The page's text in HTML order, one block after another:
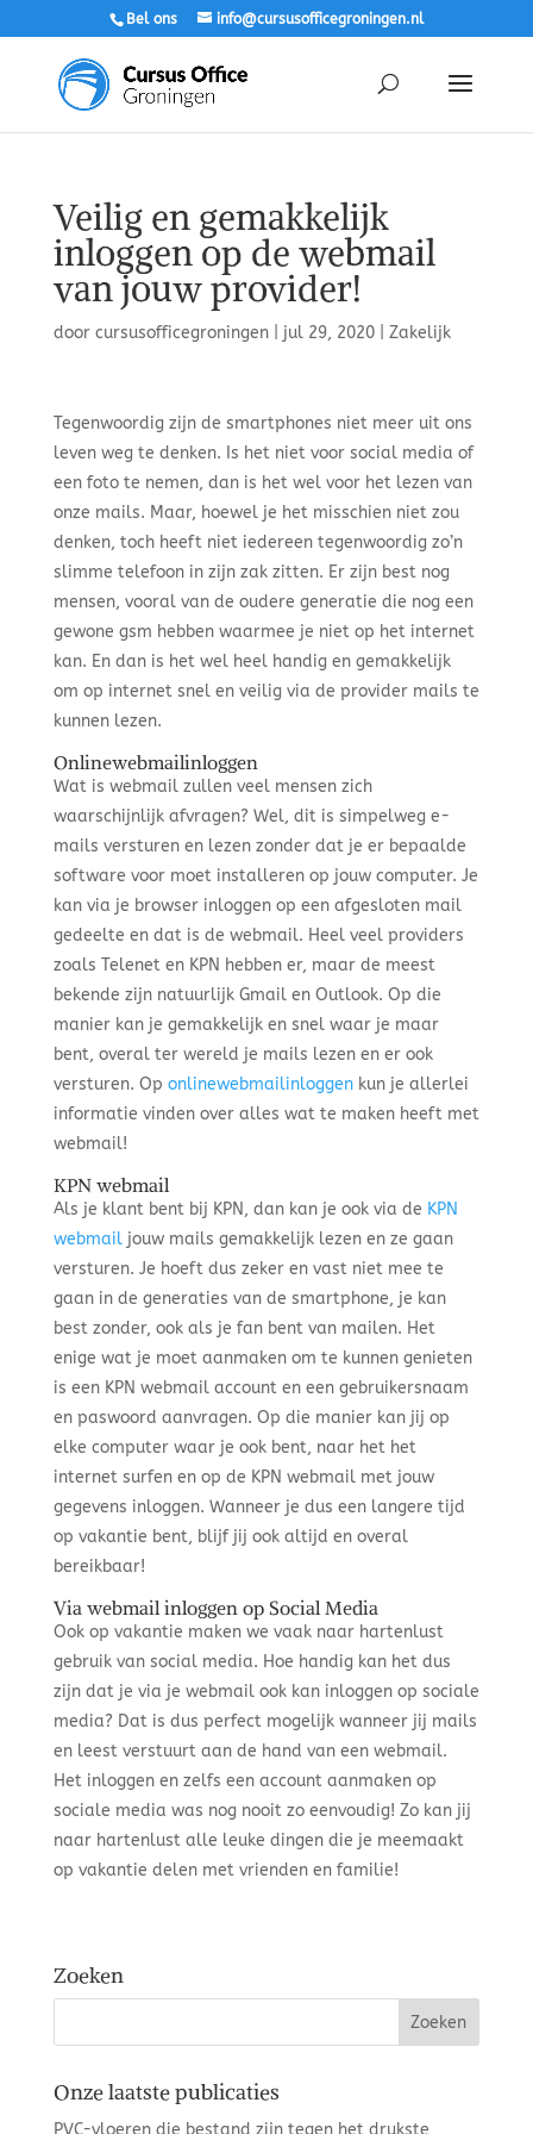
Bel ons info@cursusofficegroningen.nl
Veilig en gemakkelijk
inloggen op de webmail
van jouw provider!
door cursusofficegroningen| jul 29, 2020| Zakelijk
Tegenwoordig zijn de smartphones niet meer uit ons
leven weg te denken. Is het niet voor social media of
een foto te nemen, dan is het wel voor het lezen van
onze mails. Maar, hoewel je het misschien niet zou
denken, toch heeft niet iedereen tegenwoordig zo’n
slimme telefoon in zijn zak zitten. Er zijn best nog
mensen, vooral van de oudere generatie die nog een
gewone gsm hebben waarmee je niet op het internet
kan. En dan is het wel heel handig en gemakkelijk
om op internet snel en veilig via de provider mails te
kunnen lezen.
Onlinewebmailinloggen
Wat is webmail zullen veel mensen zich
waarschijnlijk afvragen? Wel, dit is simpelweg e-
mails versturen en lezen zonder dat je er bepaalde
software voor moet installeren op jouw computer. Je
kan via je browser inloggen op een afgesloten mail
gedeelte en dat is de webmail. Heel veel providers
zoals Telenet en KPN hebben er, maar de meest
bekende zijn natuurlijk Gmail en Outlook. Op die
manier kan je gemakkelijk en snel waar je maar
bent, overal ter wereld je mails lezen en er ook
versturen. Op onlinewebmailinloggenkun je allerlei
informatie vinden over alles wat te maken heeft met
webmail!
KPN webmail
Als je klant bent bij KPN, dan kan je ook via de KPN
webmailjouw mails gemakkelijk lezen en ze gaan
versturen. Je hoeft dus zeker en vast niet mee te
gaan in de generaties van de smartphone, je kan
best zonder, ook als je fan bent van mailen. Het
enige wat je moet aanmaken om te kunnen genieten
is een KPN webmail account en een gebruikersnaam
en paswoord aanvragen. Op die manier kan jij op
elke computer waar je ook bent, naar het het
internet surfen en op de KPN webmail met jouw
gegevens inloggen. Wanneer je dus een langere tijd
op vakantie bent, blijf jij ook altijd en overal
bereikbaar!
Via webmail inloggen op Social Media
Ook op vakantie maken we vaak naar hartenlust
gebruik van social media. Hoe handig kan het dus
zijn dat je via je webmail ook kan inloggen op sociale
media? Dat is dus perfect mogelijk wanneer jij mails
en leest verstuurt aan de hand van een webmail.
Het inloggen en zelfs een account aanmaken op
sociale media was nog nooit zo eenvoudig! Zo kan jij
naar hartenlust alle leuke dingen die je meemaakt
op vakantie delen met vrienden en familie!
Zoeken
Onze laatste publicaties
PVC-vloeren die bestand zijn tegen het drukste